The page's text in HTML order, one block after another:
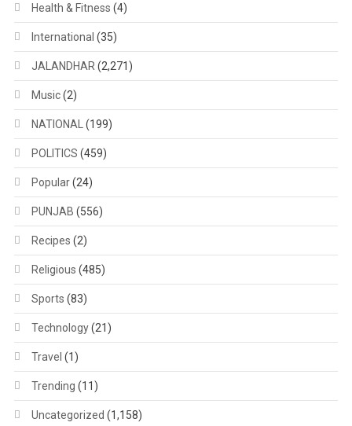
Health & Fitness (4)
International (35)
JALANDHAR (2,271)
Music(2)
NATIONAL (199)
POLITICS (459)
Popular(24)
PUNJAB (556)
Recipes (2)
Religious (485)
Sports (83)
Technology(21)
Travel (1)
Trending (11)
Uncategorized (1,158)